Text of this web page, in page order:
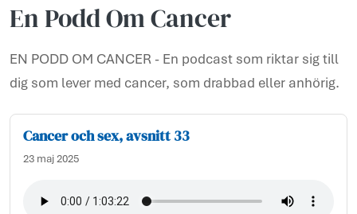
En Podd Om Cancer
EN PODD OM CANCER - En podcast som riktar sig till
dig som lever med cancer, som drabbad eller anhörig.
Cancer och sex, avsnitt 33
23 maj 2025